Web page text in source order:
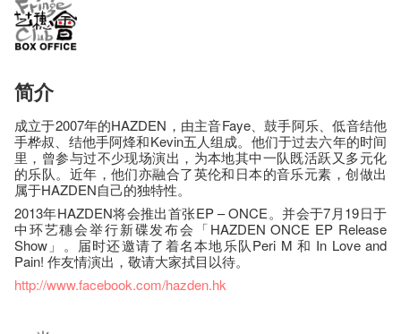
简介
成立于2007年的HAZDEN，由主音Faye、鼓手阿乐、低音结他
手桦叔、结他手阿烽和Kevin五人组成。他们于过去六年的时间
里，曾参与过不少现场演出，为本地其中一队既活跃又多元化
的乐队。近年，他们亦融合了英伦和日本的音乐元素，创做出
属于HAZDEN自己的独特性。
2013年HAZDEN将会推出首张EP – ONCE。并会于7月19日于
中环艺穗会举行新碟发布会「HAZDEN ONCE EP Release
Show」。届时还邀请了着名本地乐队Peri M 和 In Love and
Pain! 作友情演出，敬请大家拭目以待。
http://www.facebook.com/hazden.hk